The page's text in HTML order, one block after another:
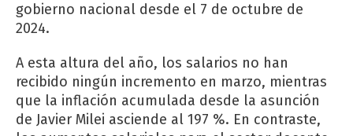
gobierno nacional desde el 7 de octubre de
2024.
A esta altura del año, los salarios no han
recibido ningún incremento en marzo, mientras
que la inflación acumulada desde la asunción
de Javier Milei asciende al 197 %. En contraste,